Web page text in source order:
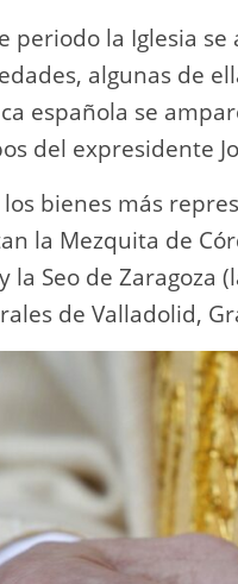
periodo la Iglesia
algunas de
española se
del expresidente
bienes más
la Mezquita de
la Seo de Zaragoza
de Valladolid,